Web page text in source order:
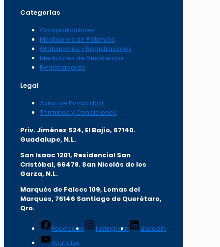
Categorías
Comprobadores
Medidores de Potencia
Grabadores y Registradores
Medidores de Resistencia
Registradores
Legal
Aviso de Privacidad
Términos y Condiciones
Priv. Jiménez 524, El Bajío, 67140.
Guadalupe, N.L.
San Isaac 1201, Residencial San
Cristóbal, 66478. San Nicolás de los
Garza, N.L.
Marqués de Falces 109, Lomas del
Marques, 76146 Santiago de Querétaro,
Qro.
Facebook Instagram
LinkedIn
YouTube